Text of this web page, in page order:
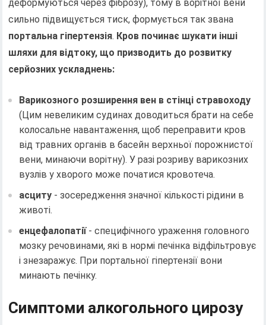
деформуються через фіброзу), тому в ворітної вени
сильно підвищується тиск, формується так звана
портальна гіпертензія. Кров починає шукати інші
шляхи для відтоку, що призводить до розвитку
серйозних ускладнень:
Варикозного розширення вен в стінці стравоходу
(Цим невеликим судинах доводиться брати на себе
колосальне навантаження, щоб переправити кров
від травних органів в басейн верхньої порожнистої
вени, минаючи ворітну). У разі розриву варикозних
вузлів у хворого може початися кровотеча.
асциту - зосередження значної кількості рідини в
животі.
енцефалопатії- специфічного ураження головного
мозку речовинами, які в нормі печінка відфільтровує
і знезаражує. При портальної гіпертензії вони
минають печінку.
Симптоми алкогольного цирозу